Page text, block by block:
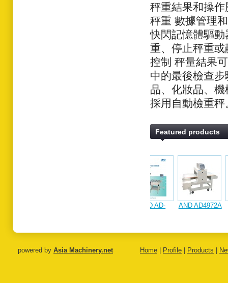
秤重結果和操
秤重 數據管理
快閃記憶體驅
重、停止秤重
控制 秤量結果
中的最後檢查
品、化妝品、
採用自動檢重秤
Featured products
CHECKWEIGHER
機
日本AND CR2-
機
日本
powered by Asia Machinery.net Home Profile Products